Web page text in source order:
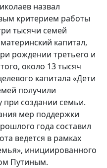
назвал
критерием работы
тысячи семей
капитал,
рождении третьего и
около 13 тысяч
капитала «Дети
получили
создании семьи.
мер поддержки
года составил
ведется в рамках
инициированного
Путиным.